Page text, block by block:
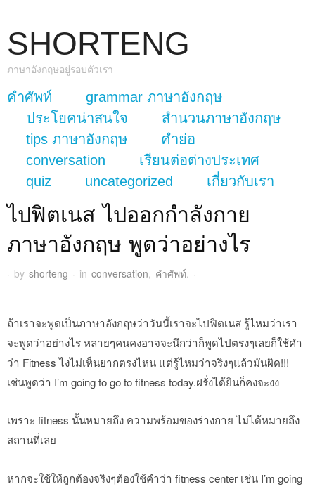
SHORTENG
ภาษาอังกฤษอยู่รอบตัวเรา
Main Menu
skip to content
คำศัพท์
grammar ภาษาอังกฤษ
ประโยคน่าสนใจ
สำนวนภาษาอังกฤษ
tips ภาษาอังกฤษ
คำย่อ
conversation
เรียนต่อต่างประเทศ
quiz
uncategorized เกี่ยวกับเรา
ไปฟิตเนส ไปออกกำลังกาย
ภาษาอังกฤษ พูดว่าอย่างไร
· by shorteng · in conversation, คำศัพท์. ·
ถ้าเราจะพูดเป็นภาษาอังกฤษว่าวันนี้เราจะไปฟิตเนส รู้ไหมว่าเรา
จะพูดว่าอย่างไร หลายๆคนคงอาจจะนึกว่าก็พูดไปตรงๆเลยก็ใช้คำ
ว่า Fitness ไงไม่เห็นยากตรงไหน แต่รู้ไหมว่าจริงๆแล้วมันผิด!!!
เช่นพูดว่า I’m going to go to fitness today.ฝรั่งได้ยินก็คงจะงง
เพราะ fitness นั้นหมายถึง ความพร้อมของร่างกาย ไม่ได้หมายถึง
สถานที่เลย
หากจะใช้ให้ถูกต้องจริงๆต้องใช้คำว่า fitness center เช่น I’m going